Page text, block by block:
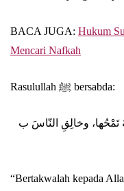
BACA JUGA: Hukum
Mencari Nafkah
Rasulullah ﷺ bersabda:
تَمْحُها، وخالِقِ النّاسَ ب
“Bertakwalah kepada